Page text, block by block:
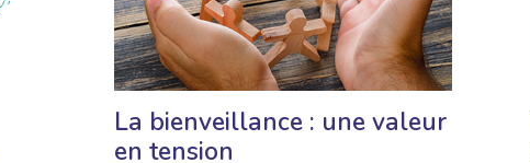
La bienveillance : une valeur
en tension